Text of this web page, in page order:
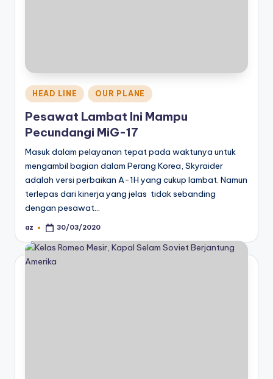
Posted
in
HEAD LINE OUR PLANE
Pesawat Lambat Ini Mampu
Pecundangi MiG-17
Masuk dalam pelayanan tepat pada waktunya untuk
mengambil bagian dalam Perang Korea, Skyraider
adalah versi perbaikan A-1H yang cukup lambat. Namun
terlepas dari kinerja yang jelas tidak sebanding
dengan pesawat…
Posted
az 30/03/2020